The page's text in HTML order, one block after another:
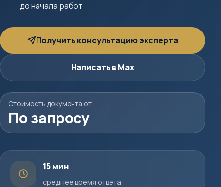
до начала работ
Получить консультацию эксперта
Написать в Max
Стоимость документа от
По запросу
15 мин
среднее время ответа